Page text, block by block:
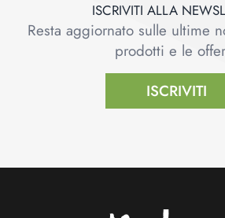
ISCRIVITI ALLA
Resta aggiornato sulle ultime
prodotti e le
ISCRIVITI